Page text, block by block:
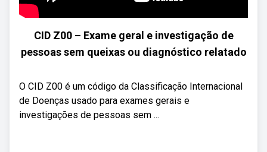
CID Z00 – Exame geral e investigação de
pessoas sem queixas ou diagnóstico relatado
O CID Z00 é um código da Classificação Internacional
de Doenças usado para exames gerais e
investigações de pessoas sem ...